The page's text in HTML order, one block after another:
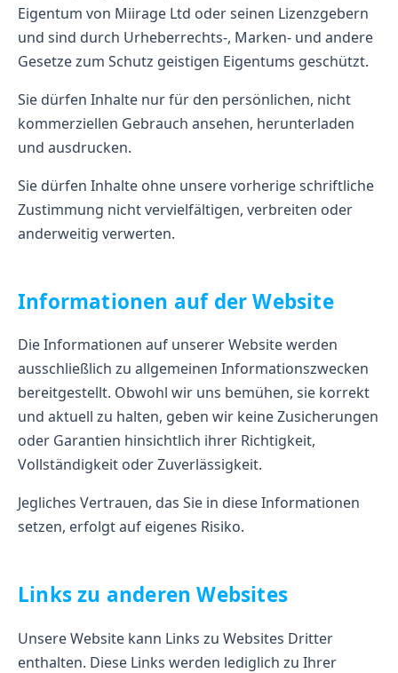
Eigentum von Miirage Ltd oder seinen Lizenzgebern
und sind durch Urheberrechts-, Marken- und andere
Gesetze zum Schutz geistigen Eigentums geschützt.
Sie dürfen Inhalte nur für den persönlichen, nicht
kommerziellen Gebrauch ansehen, herunterladen
und ausdrucken.
Sie dürfen Inhalte ohne unsere vorherige schriftliche
Zustimmung nicht vervielfältigen, verbreiten oder
anderweitig verwerten.
Informationen auf der Website
Die Informationen auf unserer Website werden
ausschließlich zu allgemeinen Informationszwecken
bereitgestellt. Obwohl wir uns bemühen, sie korrekt
und aktuell zu halten, geben wir keine Zusicherungen
oder Garantien hinsichtlich ihrer Richtigkeit,
Vollständigkeit oder Zuverlässigkeit.
Jegliches Vertrauen, das Sie in diese Informationen
setzen, erfolgt auf eigenes Risiko.
Links zu anderen Websites
Unsere Website kann Links zu Websites Dritter
enthalten. Diese Links werden lediglich zu Ihrer